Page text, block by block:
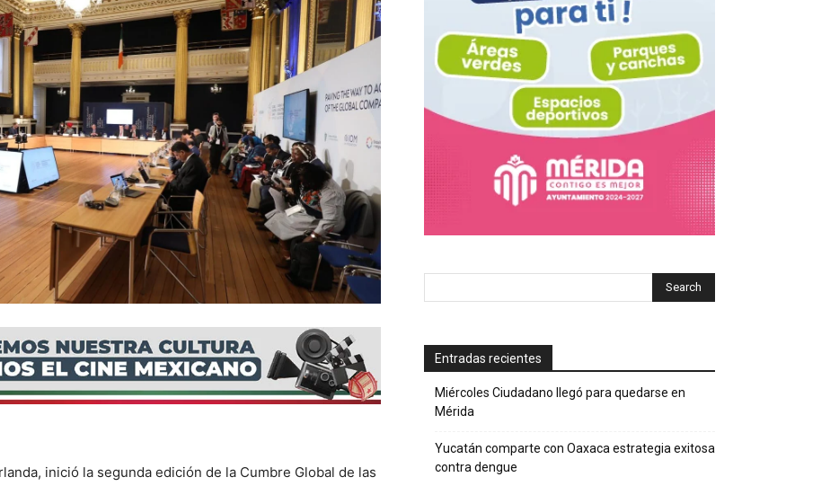
inició la segunda edición de la Cumbre Global de las
Entradas recientes
Miércoles Ciudadano llegó para quedarse en
Mérida
Yucatán comparte con Oaxaca estrategia exitosa
contra dengue